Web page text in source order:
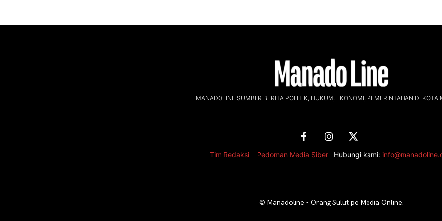
MANADOLINE SUMBER BERITA POLITIK, HUKUM, EKONOMI, PEMERINTAHAN DI KOTA
Tim Redaksi Pedoman Media Siber Hubungi kami:
© Manadoline - Orang Sulut pe Media Online.